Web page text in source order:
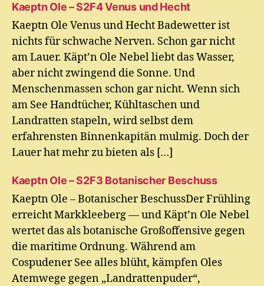
Kaeptn Ole – S2F4 Venus und Hecht
Kaeptn Ole Venus und Hecht Badewetter ist
nichts für schwache Nerven. Schon gar nicht
am Lauer. Käpt’n Ole Nebel liebt das Wasser,
aber nicht zwingend die Sonne. Und
Menschenmassen schon gar nicht. Wenn sich
am See Handtücher, Kühltaschen und
Landratten stapeln, wird selbst dem
erfahrensten Binnenkapitän mulmig. Doch der
Lauer hat mehr zu bieten als […]
Kaeptn Ole – S2F3 Botanischer Beschuss
Kaeptn Ole – Botanischer BeschussDer Frühling
erreicht Markkleeberg — und Käpt’n Ole Nebel
wertet das als botanische Großoffensive gegen
die maritime Ordnung. Während am
Cospudener See alles blüht, kämpfen Oles
Atemwege gegen „Landrattenpuder“,